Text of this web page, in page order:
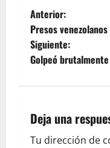
Anterior:
Presos
Siguiente:
Golpeó
Deja una
Tu dirección de